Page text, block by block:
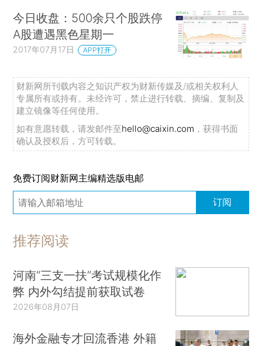
今日收盘：500余只个股跌停
A股遭遇黑色星期一
2017年07月17日 APP打开
财新网所刊载内容之知识产权为财新传媒及/或相关权利人
专属所有或持有。未经许可，禁止进行转载、摘编、复制及
建立镜像等任何使用。
如有意愿转载，请发邮件至hello@caixin.com ，获得书面
确认及授权后，方可转载。
免费订阅财新网主编精选版电邮
订阅
推荐阅读
河南“三支一扶”考试规模化作
弊 内外勾结提前获取试卷
2026年08月07日
海外金融专才回流香港 外籍